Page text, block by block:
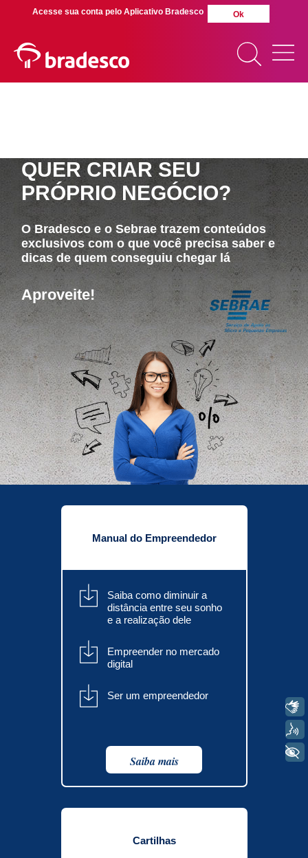
RECENTES
SEPARAMOS PARA VOCÊ
Antecipação
Imposto de
renda
Bradesco
Explica
de
Dívidas
QUER CRIAR SEU
PRÓPRIO NEGÓCIO?
O Bradesco e o Sebrae trazem conteúdos
exclusivos com o que você precisa saber e
dicas de quem conseguiu chegar lá
Aproveite!
Manual do Empreendedor
Saiba como diminuir a
distância entre seu sonho
e a realização dele
Empreender no mercado
digital
Ser um empreendedor
Saiba mais
Cartilhas
+ Acessibilidade
Acesse sua conta pelo Aplicativo Bradesco Ok